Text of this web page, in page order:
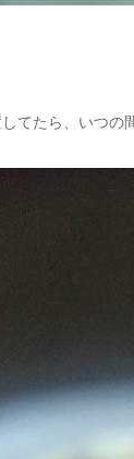
てたら、いつ